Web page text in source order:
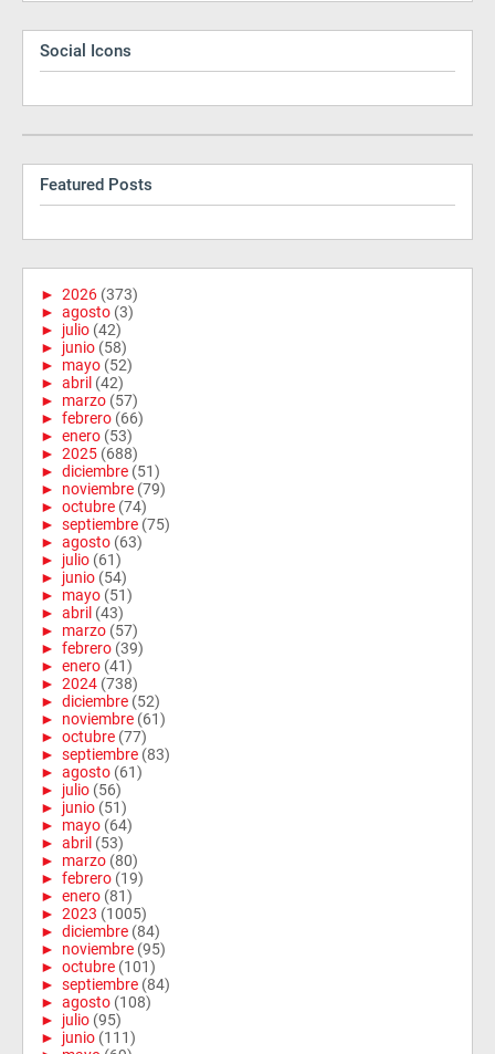
Social Icons
Featured Posts
► 2026 (373)
► agosto (3)
► julio (42)
► junio (58)
► mayo (52)
► abril (42)
► marzo (57)
► febrero (66)
► enero (53)
► 2025 (688)
► diciembre (51)
► noviembre (79)
► octubre (74)
► septiembre (75)
► agosto (63)
► julio (61)
► junio (54)
► mayo (51)
► abril (43)
► marzo (57)
► febrero (39)
► enero (41)
► 2024 (738)
► diciembre (52)
► noviembre (61)
► octubre (77)
► septiembre (83)
► agosto (61)
► julio (56)
► junio (51)
► mayo (64)
► abril (53)
► marzo (80)
► febrero (19)
► enero (81)
► 2023 (1005)
► diciembre (84)
► noviembre (95)
► octubre (101)
► septiembre (84)
► agosto (108)
► julio (95)
► junio (111)